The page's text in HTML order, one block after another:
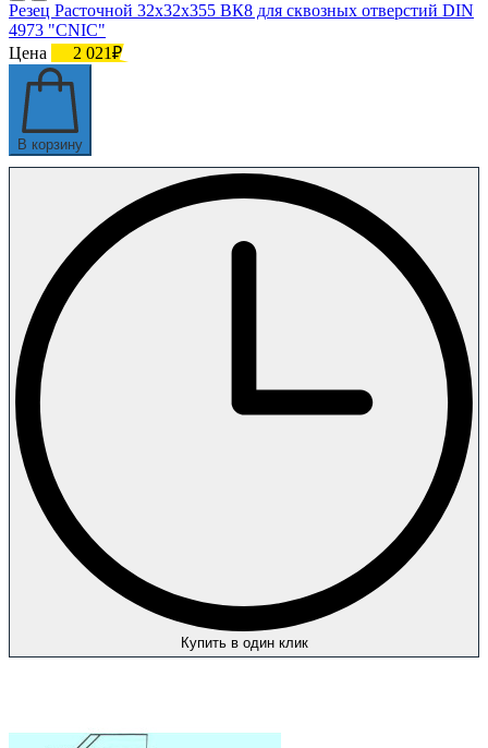
Резец Расточной 32х32х355 ВК8 для сквозных отверстий DIN
4973 "CNIC"
Цена
2 021₽
В корзину
Купить в один клик